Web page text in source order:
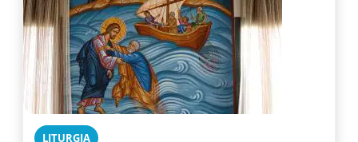
LITURGIA